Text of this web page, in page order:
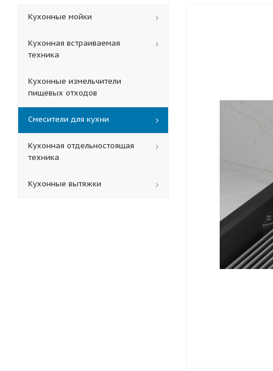
Кухонные мойки
Кухонная встраиваемая
техника
Кухонные измельчители
пищевых отходов
Смесители для кухни
Кухонная отдельностоящая
техника
Кухонные вытяжки